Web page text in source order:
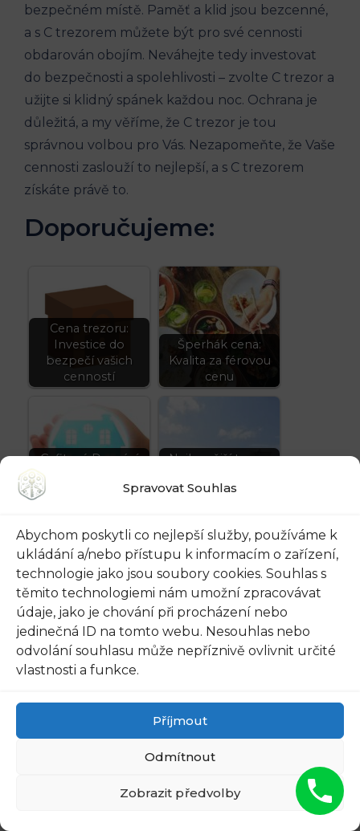
Spravovat Souhlas
Abychom poskytli co nejlepší služby, používáme k
ukládání a/nebo přístupu k informacím o zařízení,
technologie jako jsou soubory cookies. Souhlas s
těmito technologiemi nám umožní zpracovávat
údaje, jako je chování při procházení nebo
jedinečná ID na tomto webu. Nesouhlas nebo
odvolání souhlasu může nepříznivě ovlivnit určité
vlastnosti a funkce.
Příjmout
Odmítnout
Zobrazit předvolby
bezpečném místě. Paměť a klid jsou bezcenné,
a s C trezorem můžete být pro své cennosti
obdarován obojím. Neváhejte tedy investovat
do bezpečnosti a spolehlivosti – zvolte C trezor a
užijte si klidný spánek každou noc. Ochrana je
důležitá, a my věříme, že C trezor je tou
správnou volbou pro Vás. Nezapomeňte, že Vaše
cennosti zaslouží to nejlepší, a s C trezorem
získáte právě to.
Doporučujeme:
Cena trezoru:
Investice do
bezpečí vašich
cenností
Šperhák cena:
Kvalita za férovou
cenu
Gafitový Domácí
Trezor: Recenze
Pro Ty, Kdo Hledají
Nejlevnější trezor
Zabezpečte své
Bezpečnostní
Příčky do Dveří:
Ochrana Pro Vaše
Nejdražší!
Anno 1404 kde je
trezor: Hledání
bezpečného
úložiště…